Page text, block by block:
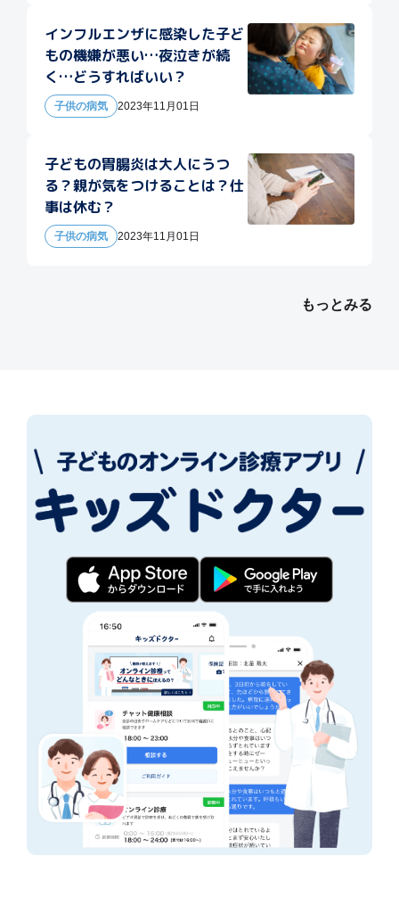
インフルエンザに感染した子ど
もの機嫌が悪い…夜泣きが続
く…どうすればいい？
子供の病気 2023年11月01日
子どもの胃腸炎は大人にうつ
る？親が気をつけることは？仕
事は休む？
子供の病気 2023年11月01日
もっとみる